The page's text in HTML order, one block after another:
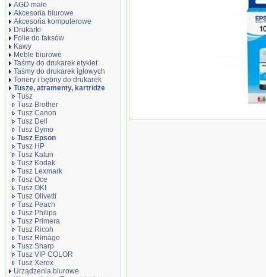
AGD małe
Akcesoria biurowe
Akcesoria komputerowe
Drukarki
Folie do faksów
Kawy
Meble biurowe
Taśmy do drukarek etykiet
Taśmy do drukarek igłowych
Tonery i bębny do drukarek
Tusze, atramenty, kartridże
Tusz
Tusz Brother
Tusz Canon
Tusz Dell
Tusz Dymo
Tusz Epson
Tusz HP
Tusz Katun
Tusz Kodak
Tusz Lexmark
Tusz Oce
Tusz OKI
Tusz Olivetti
Tusz Peach
Tusz Philips
Tusz Primera
Tusz Ricoh
Tusz Rimage
Tusz Sharp
Tusz VIP COLOR
Tusz Xerox
Urządzenia biurowe